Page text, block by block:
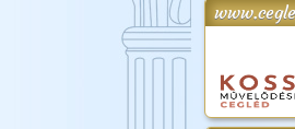
Városnapok 2018.